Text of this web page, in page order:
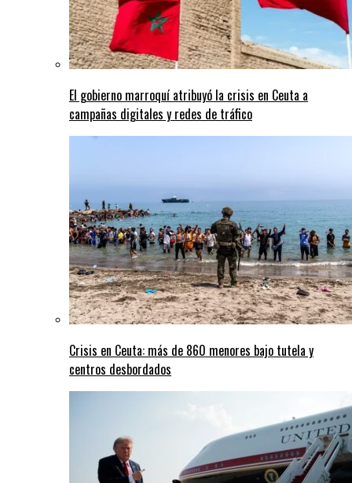
El gobierno marroquí atribuyó la crisis en Ceuta a
campañas digitales y redes de tráfico
Crisis en Ceuta: más de 860 menores bajo tutela y
centros desbordados